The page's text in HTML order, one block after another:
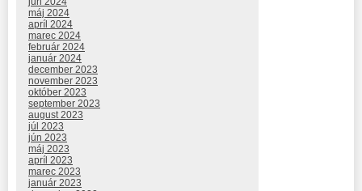
máj 2024
apríl 2024
marec 2024
február 2024
január 2024
december 2023
november 2023
október 2023
september 2023
august 2023
júl 2023
jún 2023
máj 2023
apríl 2023
marec 2023
január 2023